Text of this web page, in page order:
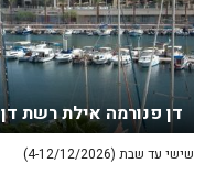
דן פנורמה אילת רשת דן
שישי עד שבת (4-12/12/2026)